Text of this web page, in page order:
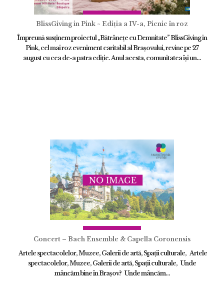
BlissGiving in Pink ~ Ediția a IV-a, Picnic în roz
Împreună susținem proiectul „Bătrânețe cu Demnitate” BlissGiving in
Pink, cel mai roz eveniment caritabil al Brașovului, revine pe 27
august cu cea de-a patra ediție. Anul acesta, comunitatea își un...
Concert – Bach Ensemble & Capella Coronensis
Artele spectacolelor, Muzee, Galerii de artă, Spații culturale, Artele
spectacolelor, Muzee, Galerii de artă, Spații culturale, Unde
mâncăm bine în Brașov? Unde mâncăm...